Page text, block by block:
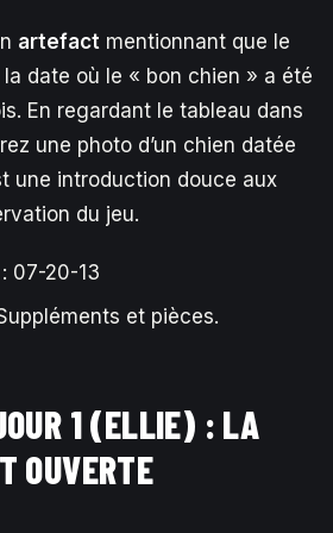
artefact mentionnant que le
date où le « bon chien » a été
En regardant le tableau dans
une photo d’un chien datée
une introduction douce aux
du jeu.
: 07-20-13
et pièces.
1 (ELLIE) : LA
OUVERTE